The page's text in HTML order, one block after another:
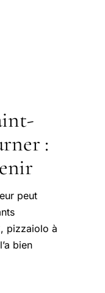
:
peut
pizzaiolo à
bien